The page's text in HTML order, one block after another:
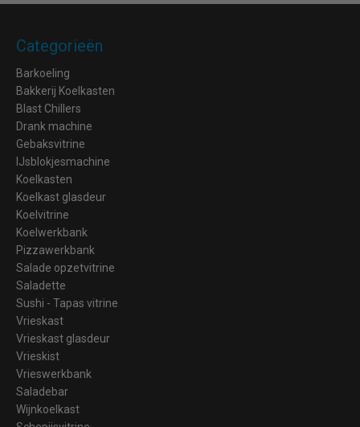
Categorieën
Barkoeling
Bakkerij Koelkasten
Blast Chillers
Drank machine
Gebaksvitrine
IJsblokjesmachine
Koelkasten
Koelkast glasdeur
Koelvitrine
Koelwerkbank
Pizzawerkbank
Salade opzetvitrine
Saladette
Sushi - Tapas vitrine
Vrieskast
Vrieskast glasdeur
Vrieskist
Vrieswerkbank
Saladebar
Wijnkoelkast